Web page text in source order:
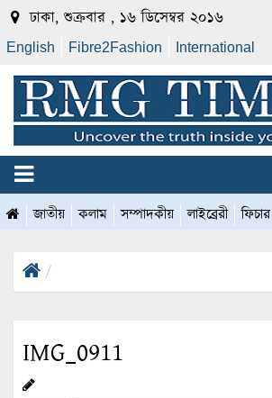
ঢাকা, শুক্রবার , ১৬ ডিসেম্বর ২০১৬
English Fibre2Fashion International
জাতীয় কলাম সম্পাদকীয় লাইব্রেরী ফিচার
IMG_0911